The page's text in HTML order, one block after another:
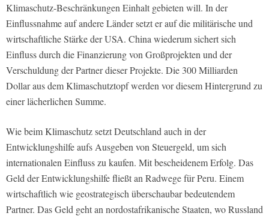
Klimaschutz-Beschränkungen Einhalt gebieten will. In der
Einflussnahme auf andere Länder setzt er auf die militärische und
wirtschaftliche Stärke der USA. China wiederum sichert sich
Einfluss durch die Finanzierung von Großprojekten und der
Verschuldung der Partner dieser Projekte. Die 300 Milliarden
Dollar aus dem Klimaschutztopf werden vor diesem Hintergrund zu
einer lächerlichen Summe.
Wie beim Klimaschutz setzt Deutschland auch in der
Entwicklungshilfe aufs Ausgeben von Steuergeld, um sich
internationalen Einfluss zu kaufen. Mit bescheidenem Erfolg. Das
Geld der Entwicklungshilfe fließt an Radwege für Peru. Einem
wirtschaftlich wie geostrategisch überschaubar bedeutendem
Partner. Das Geld geht an nordostafrikanische Staaten, wo Russland